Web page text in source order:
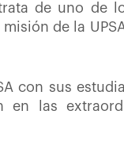
de uno de
de la
con sus
las